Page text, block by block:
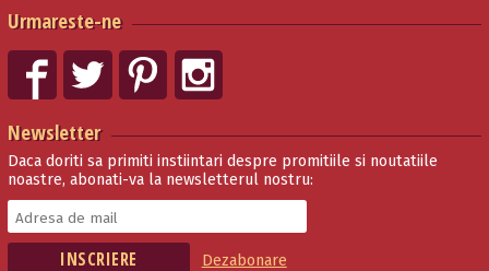
Urmareste-ne
Newsletter
Daca doriti sa primiti instiintari despre promitiile si noutatiile
noastre, abonati-va la newsletterul nostru:
Dezabonare